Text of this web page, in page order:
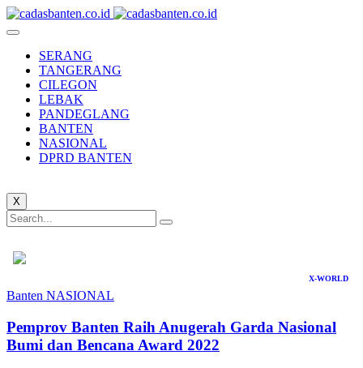
SERANG
TANGERANG
CILEGON
LEBAK
PANDEGLANG
BANTEN
NASIONAL
DPRD BANTEN
X
X-WORLD
Banten NASIONAL
Pemprov Banten Raih Anugerah Garda Nasional
Bumi dan Bencana Award 2022